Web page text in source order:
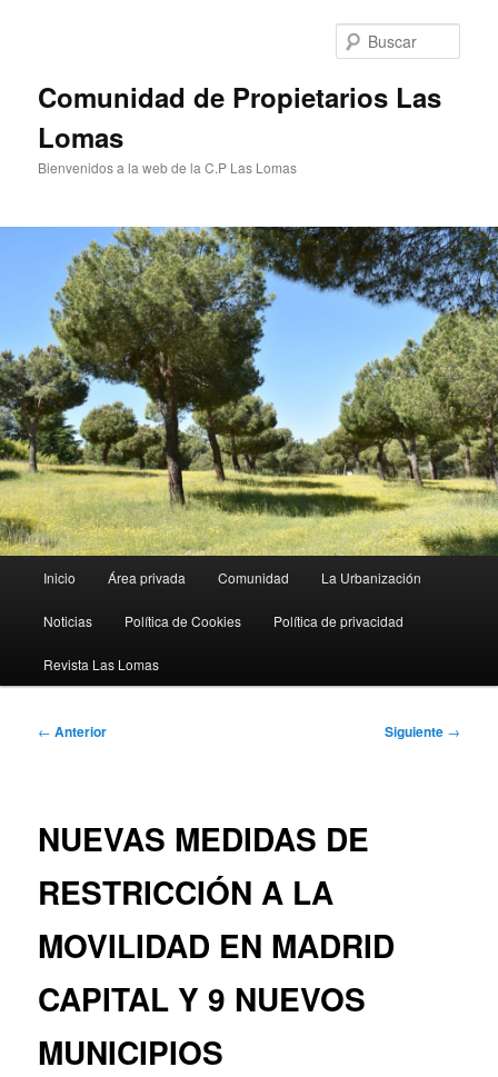
Comunidad de Propietarios Las
Lomas
Bienvenidos a la web de la C.P Las Lomas
Inicio Área privada Comunidad La Urbanización
Noticias Política de Cookies Política de privacidad
Revista Las Lomas
Navegación
← Anterior Siguiente →
NUEVAS MEDIDAS DE
RESTRICCIÓN A LA
MOVILIDAD EN MADRID
CAPITAL Y 9 NUEVOS
MUNICIPIOS